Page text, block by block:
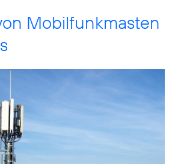
Mobilfunkmasten